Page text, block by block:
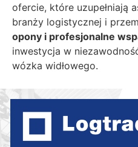
ofercie, które uzupełniają
branży logistycznej i
opony i profesjonalne
inwestycja w
wózka widłowego.